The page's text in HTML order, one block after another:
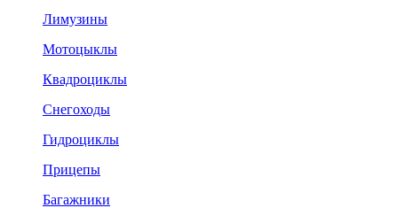
Лимузины
Мотоцыклы
Квадроциклы
Снегоходы
Гидроциклы
Прицепы
Багажники